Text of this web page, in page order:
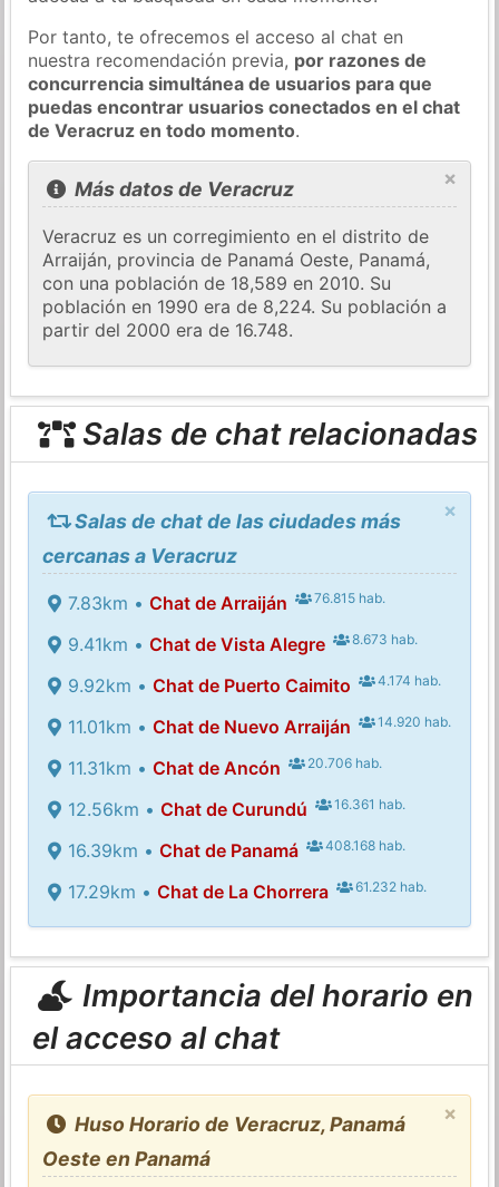
Por tanto, te ofrecemos el acceso al chat en
nuestra recomendación previa, por razones de
concurrencia simultánea de usuarios para que
puedas encontrar usuarios conectados en el chat
de Veracruz en todo momento.
×
Más datos de Veracruz
Veracruz es un corregimiento en el distrito de
Arraiján, provincia de Panamá Oeste, Panamá,
con una población de 18,589 en 2010. Su
población en 1990 era de 8,224. Su población a
partir del 2000 era de 16.748.
Salas de chat relacionadas
×
Salas de chat de las ciudades más
cercanas a Veracruz
7.83km • Chat de Arraiján 76.815 hab.
9.41km • Chat de Vista Alegre 8.673 hab.
9.92km • Chat de Puerto Caimito 4.174 hab.
11.01km • Chat de Nuevo Arraiján 14.920 hab.
11.31km • Chat de Ancón 20.706 hab.
12.56km • Chat de Curundú 16.361 hab.
16.39km • Chat de Panamá 408.168 hab.
17.29km • Chat de La Chorrera 61.232 hab.
Importancia del horario en
el acceso al chat
×
Huso Horario de Veracruz, Panamá
Oeste en Panamá